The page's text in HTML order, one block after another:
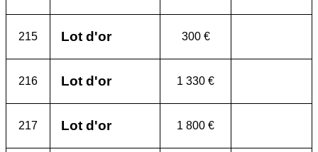
215 Lot d'or 300 €
216 Lot d'or 1 330 €
217 Lot d'or 1 800 €